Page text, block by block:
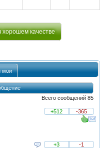
качестве
мои
Всего сообщений 85
+512
-365
+3 -1